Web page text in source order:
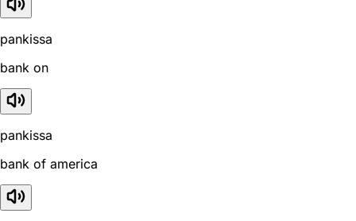
pankissa
bank on
pankissa
bank of america